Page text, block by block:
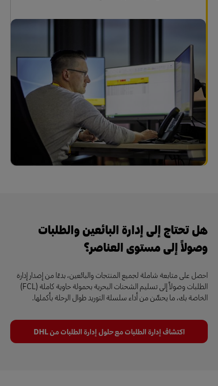
هل تحتاج إلى إدارة البائعين والطلبات
وصولاً إلى مستوى العناصر؟
احصل على متابعة شاملة لجميع المنتجات والبائعين، بدءًا من إصدار إدارة
الطلبات وصولاً إلى تسليم الشحنات البحرية بحمولة حاوية كاملة (FCL)
الخاصة بك، ما يحسِّن من أداء سلسلة التوريد طوال الرحلة بأكملها.
اكتشاف إدارة الطلبات مع حلول إدارة الطلبات من DHL